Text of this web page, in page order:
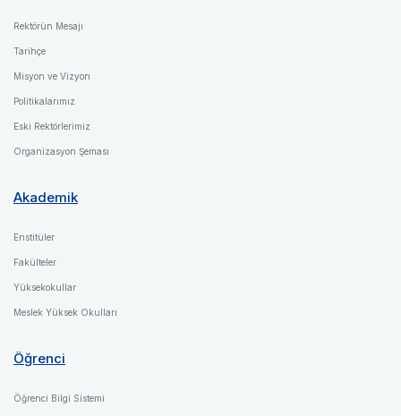
Rektörün Mesajı
Tarihçe
Misyon ve Vizyon
Politikalarımız
Eski Rektörlerimiz
Organizasyon Şeması
Akademik
Enstitüler
Fakülteler
Yüksekokullar
Meslek Yüksek Okulları
Öğrenci
Öğrenci Bilgi Sistemi